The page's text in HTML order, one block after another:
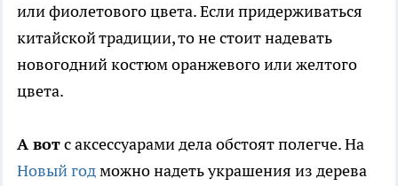
или фиолетового цвета. Если придерживаться
китайской традиции, то не стоит надевать
новогодний костюм оранжевого или желтого
цвета.
А вотс аксессуарами дела обстоят полегче. На
Новый годможно надеть украшения из дерева